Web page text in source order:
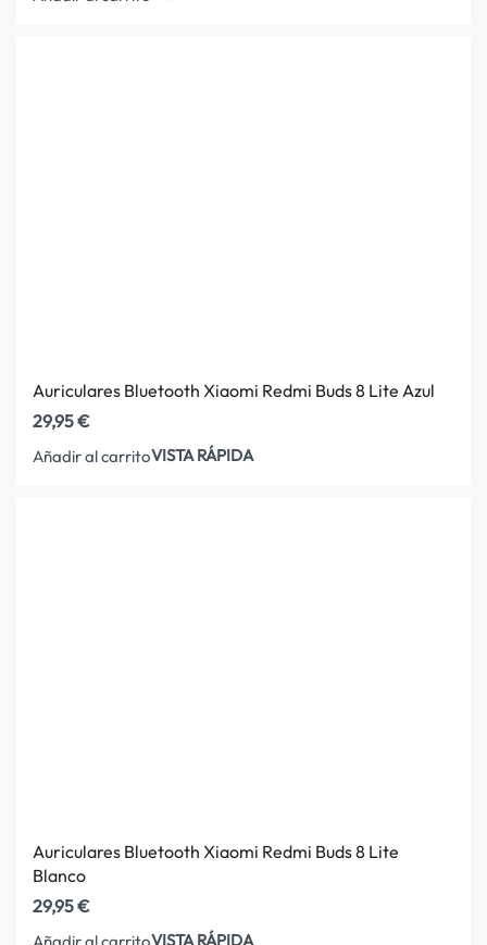
Auriculares Bluetooth Xiaomi Redmi Buds 8 Lite Azul
29,95€
Añadir al carritoVISTA RÁPIDA
Auriculares Bluetooth Xiaomi Redmi Buds 8 Lite
Blanco
29,95€
VISTA RÁPIDA